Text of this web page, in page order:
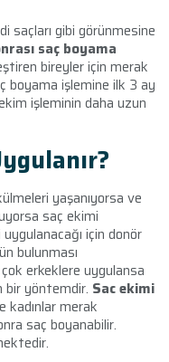
saçları gibi görünmesine
saç boyama
bireyler için merak
boyama işlemine ilk 3 ay
işleminin daha uzun
yaşanıyorsa ve
saç ekimi
için donör
bulunması
erkeklere uygulansa
bir yöntemdir. Sac ekimi
kadınlar merak
saç boyanabilir.